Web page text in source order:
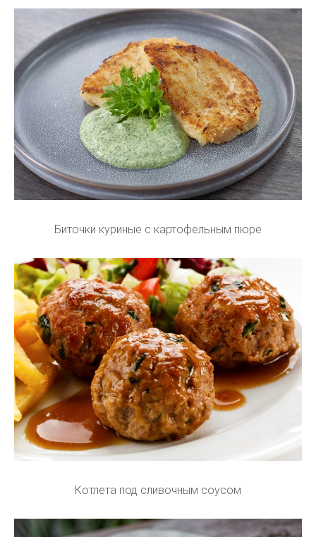
Биточки куриные с картофельным пюре
Котлета под сливочным соусом